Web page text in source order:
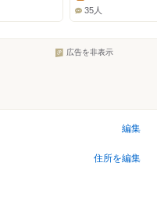
Lunch:
35人
広告を非表示
編集
住所を編集